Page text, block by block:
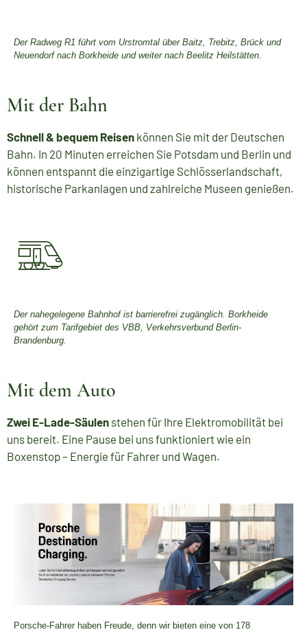
Der Radweg R1 führt vom Urstromtal über Baitz, Trebitz, Brück und
Neuendorf nach Borkheide und weiter nach Beelitz Heilstätten.
Mit der Bahn
Schnell & bequem Reisen können Sie mit der Deutschen
Bahn. In 20 Minuten erreichen Sie Potsdam und Berlin und
können entspannt die einzigartige Schlösserlandschaft,
historische Parkanlagen und zahlreiche Museen genießen.
Der nahegelegene Bahnhof ist barrierefrei zugänglich. Borkheide
gehört zum Tarifgebiet des VBB, Verkehrsverbund Berlin-
Brandenburg.
Mit dem Auto
Zwei E-Lade-Säulen stehen für Ihre Elektromobilität bei
uns bereit. Eine Pause bei uns funktioniert wie ein
Boxenstop – Energie für Fahrer und Wagen.
Porsche-Fahrer haben Freude, denn wir bieten eine von 178